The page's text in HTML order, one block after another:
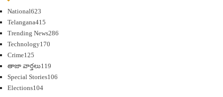
National623
Telangana415
Trending News286
Technology170
Crime125
తాజా వార్తలు119
Special Stories106
Elections104